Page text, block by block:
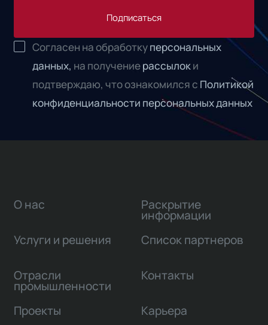
Подписаться
Согласен на обработкуперсональных
данных, на получениерассылоки
подтверждаю, что ознакомился с Политикой
конфиденциальности персональных данных
О нас
Услуги и решения
Отрасли
промышленности
Проекты
Раскрытие
информации
Список партнеров
Контакты
Карьера